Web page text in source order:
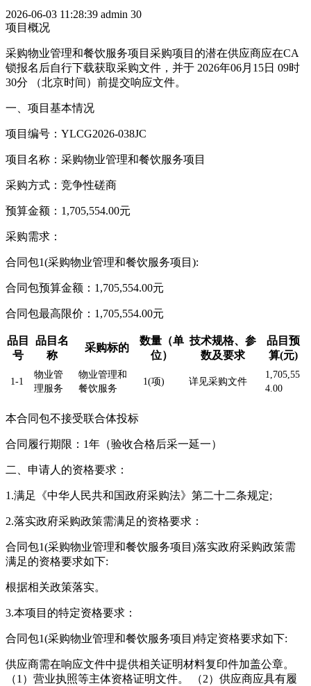
2026-06-03 11:28:39 admin 30
项目概况
采购物业管理和餐饮服务项目采购项目的潜在供应商应在CA
锁报名后自行下载获取采购文件，并于 2026年06月15日 09时
30分 （北京时间）前提交响应文件。
一、项目基本情况
项目编号：YLCG2026-038JC
项目名称：采购物业管理和餐饮服务项目
采购方式：竞争性磋商
预算金额：1,705,554.00元
采购需求：
合同包1(采购物业管理和餐饮服务项目):
合同包预算金额：1,705,554.00元
合同包最高限价：1,705,554.00元
品目
号
品目名
称
采购标的
数量（单
位）
技术规格、参
数及要求
品目预
算(元)
1-1
物业管
理服务
物业管理和
餐饮服务
1(项) 详见采购文件
1,705,55
4.00
本合同包不接受联合体投标
合同履行期限：1年（验收合格后采一延一）
二、申请人的资格要求：
1.满足《中华人民共和国政府采购法》第二十二条规定;
2.落实政府采购政策需满足的资格要求：
合同包1(采购物业管理和餐饮服务项目)落实政府采购政策需
满足的资格要求如下:
根据相关政策落实。
3.本项目的特定资格要求：
合同包1(采购物业管理和餐饮服务项目)特定资格要求如下:
供应商需在响应文件中提供相关证明材料复印件加盖公章。
（1）营业执照等主体资格证明文件。 （2）供应商应具有履